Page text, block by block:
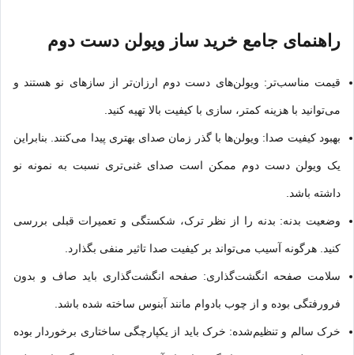
راهنمای جامع خرید ساز ویولن دست دوم
قیمت مناسب‌تر: ویولن‌های دست دوم ارزان‌تر از سازهای نو هستند و
می‌توانید با هزینه کمتر، سازی با کیفیت بالا تهیه کنید.
بهبود کیفیت صدا: ویولن‌ها با گذر زمان صدای بهتری پیدا می‌کنند. بنابراین
یک ویولن دست دوم ممکن است صدای غنی‌تری نسبت به نمونه نو
داشته باشد.
وضعیت بدنه: بدنه را از نظر ترک، شکستگی و تعمیرات قبلی بررسی
کنید. هرگونه آسیب می‌تواند بر کیفیت صدا تاثیر منفی بگذارد.
سلامت صفحه انگشت‌گذاری: صفحه انگشت‌گذاری باید صاف و بدون
فرورفتگی بوده و از چوب بادوام مانند آبنوس ساخته شده باشد.
خرک سالم و تنظیم‌شده: خرک باید از یکپارچگی ساختاری برخوردار بوده